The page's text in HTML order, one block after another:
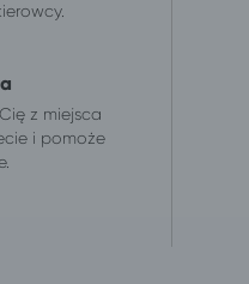
z miejsca
i pomoże